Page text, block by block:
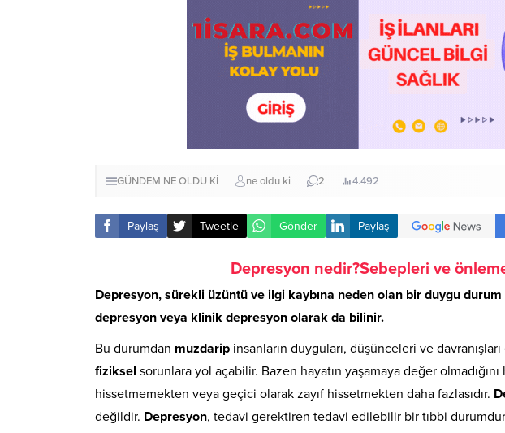
GÜNDEM NE OLDU Kİ ne oldu ki 2 4.492
Paylaş Tweetle Gönder Paylaş
Depresyon nedir?Sebepleri ve
Depresyon, sürekli üzüntü ve ilgi kaybına neden olan bir duygu
depresyon veya klinik depresyon olarak da bilinir.
Bu durumdan muzdarip insanların duyguları, düşünceleri ve
fiziksel sorunlara yol açabilir. Bazen hayatın yaşamaya değer
hissetmemekten veya geçici olarak zayıf hissetmekten daha fazlasıdır.
değildir. Depresyon, tedavi gerektiren tedavi edilebilir bir tıbbi